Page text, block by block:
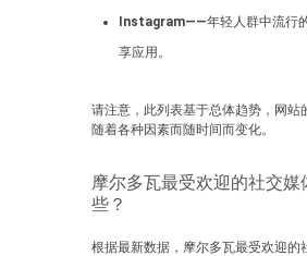
Instagram——年轻人群中流行
享应用。
请注意，此列表基于总体趋势，网站
随着各种因素而随时间而变化。
摩尔多瓦最受欢迎的社交媒
些？
根据最新数据，摩尔多瓦最受欢迎的